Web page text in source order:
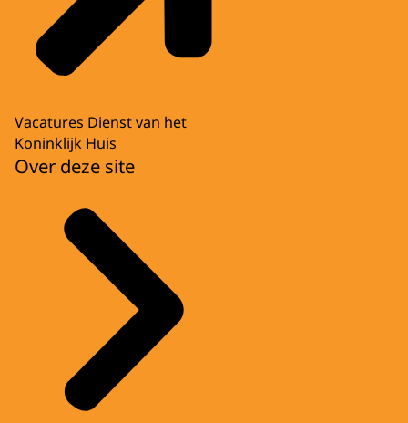
Vacatures Dienst van het
Koninklijk Huis
Over deze site